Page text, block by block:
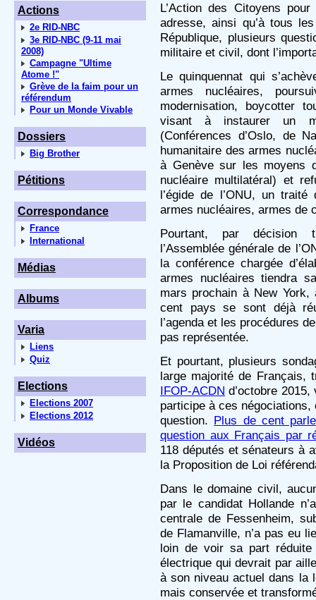
Actions
2e RID-NBC
3e RID-NBC (9-11 mai
2008)
Campagne "Ultime
Atome !"
Grève de la faim pour un
référendum
Pour un Monde Vivable
Dossiers
Big Brother
Pétitions
Correspondance
France
International
Médias
Albums
Varia
Liens
Quiz
Elections
Elections 2007
Elections 2012
Vidéos
L’Action des Citoyens
adresse, ainsi qu’à tous
République, plusieurs
militaire et civil, dont
Le quinquennat qui
armes nucléaires,
modernisation, boycotter
visant à instaurer un
(Conférences d’Oslo, de
humanitaire des armes
à Genève sur les moyens
nucléaire multilatéral) et
l’égide de l’ONU, un traité
armes nucléaires, armes de
Pourtant, par décision
l’Assemblée générale de
la conférence chargée
armes nucléaires tiendra
mars prochain à New
cent pays se sont déjà
l’agenda et les procédures
pas représentée.
Et pourtant, plusieurs
large majorité de
IFOP-ACDN d’octobre
participe à ces
question. Plus de cent
question aux Français par
118 députés et sénateurs à
la Proposition de Loi
Dans le domaine civil,
par le candidat Hollande
centrale de Fessenheim,
de Flamanville, n’a pas eu
loin de voir sa part réduite
électrique qui devrait par
à son niveau actuel dans la
mais conservée et